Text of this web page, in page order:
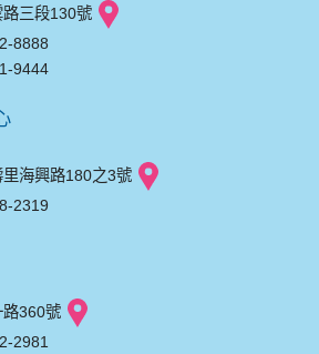
三段130號
8888
9444
海興路180之3號
2319
360號
2981